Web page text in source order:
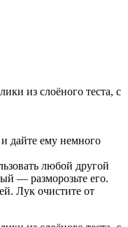
и дайте ему немного
любой другой
— разморозьте его.
Лук очистите от